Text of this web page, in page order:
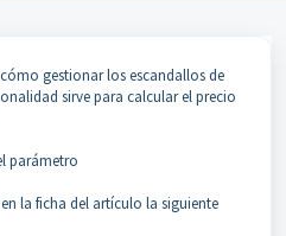
gestionar los escandallos de
sirve para calcular el precio
parámetro
la ficha del artículo la siguiente